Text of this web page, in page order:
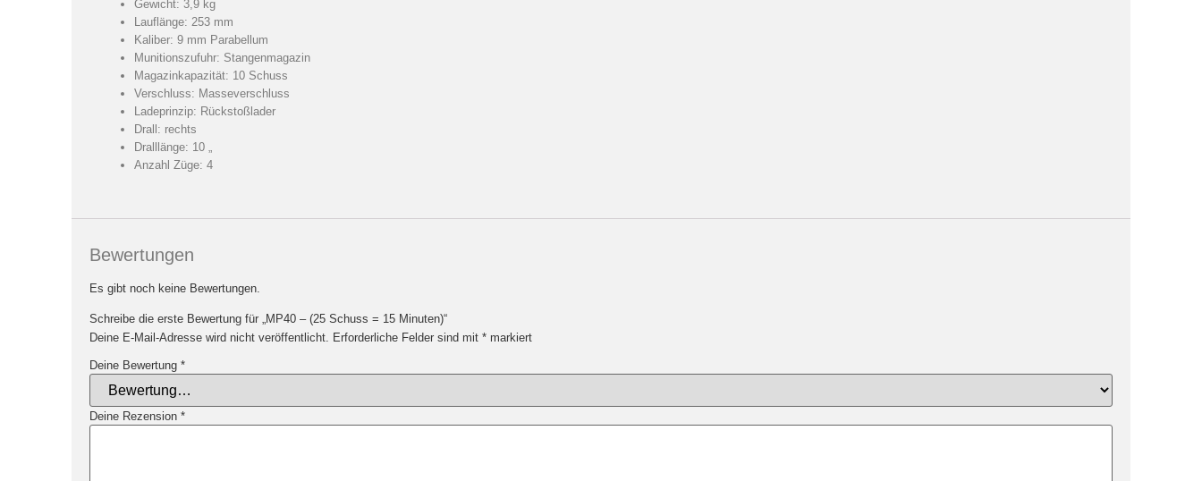
Gewicht: 3,9 kg
Lauflänge: 253 mm
Kaliber: 9 mm Parabellum
Munitionszufuhr: Stangenmagazin
Magazinkapazität: 10 Schuss
Verschluss: Masseverschluss
Ladeprinzip: Rückstoßlader
Drall: rechts
Dralllänge: 10 „
Anzahl Züge: 4
Bewertungen
Es gibt noch keine Bewertungen.
Schreibe die erste Bewertung für „MP40 – (25 Schuss = 15 Minuten)“
Deine E-Mail-Adresse wird nicht veröffentlicht.
Erforderliche Felder sind mit * markiert
Deine Bewertung *
Deine Rezension *